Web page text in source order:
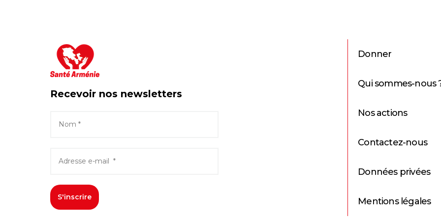
Recevoir nos newsletters
S'inscrire
Donner
Qui sommes-nous
Nos actions
Contactez-nous
Données privées
Mentions légales